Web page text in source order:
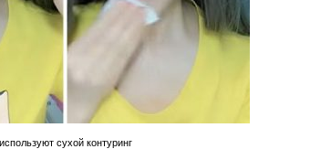
сухой контуринг